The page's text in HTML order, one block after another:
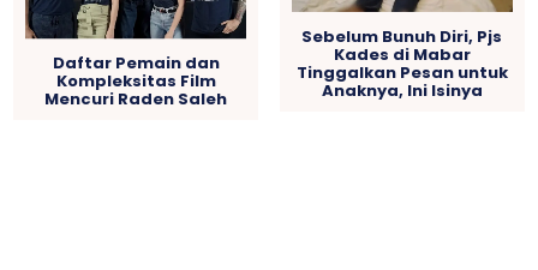
Daftar Pemain dan
Kompleksitas Film
Mencuri Raden Saleh
Sebelum Bunuh Diri, Pjs
Kades di Mabar
Tinggalkan Pesan untuk
Anaknya, Ini Isinya